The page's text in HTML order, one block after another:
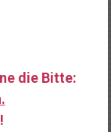
die Bitte: